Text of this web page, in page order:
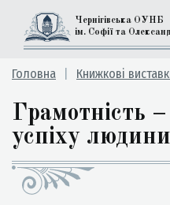
Чернігівська ОУНБ
ім. Софії та
Головна Книжкові
Грамотність
успіху людини